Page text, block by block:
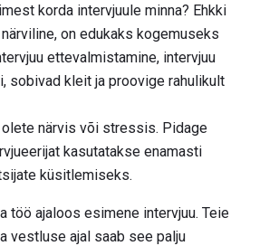
korda intervjuule minna? Ehkki
on edukaks kogemuseks
ettevalmistamine, intervjuu
sobivad kleit ja proovige rahulikult
närvis või stressis. Pidage
kasutatakse enamasti
küsitlemiseks.
töö ajaloos esimene intervjuu. Teie
vestluse ajal saab see palju